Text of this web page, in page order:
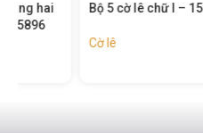
Bộ 5 cờ lê chữ l – 15085